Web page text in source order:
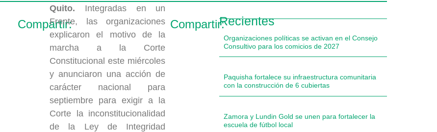
Compartir:
Quito. Integradas en un
Frente, las organizaciones
explicaron el motivo de la
marcha a la Corte
Constitucional este miércoles
y anunciaron una acción de
carácter nacional para
septiembre para exigir a la
Corte la inconstitucionalidad
de la Ley de Integridad
Compartir:Recientes
Organizaciones políticas se activan en el Consejo
Consultivo para los comicios de 2027
Paquisha fortalece su infraestructura comunitaria
con la construcción de 6 cubiertas
Zamora y Lundin Gold se unen para fortalecer la
escuela de fútbol local